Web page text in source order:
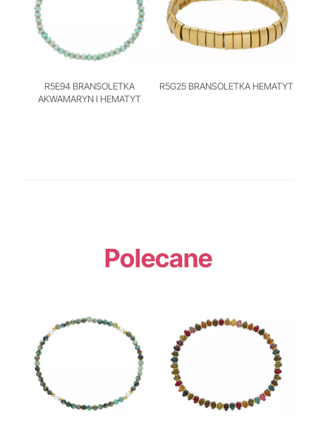
R5E94 BRANSOLETKA
AKWAMARYN I HEMATYT
R5G25 BRANSOLETKA HEMATYT
Polecane